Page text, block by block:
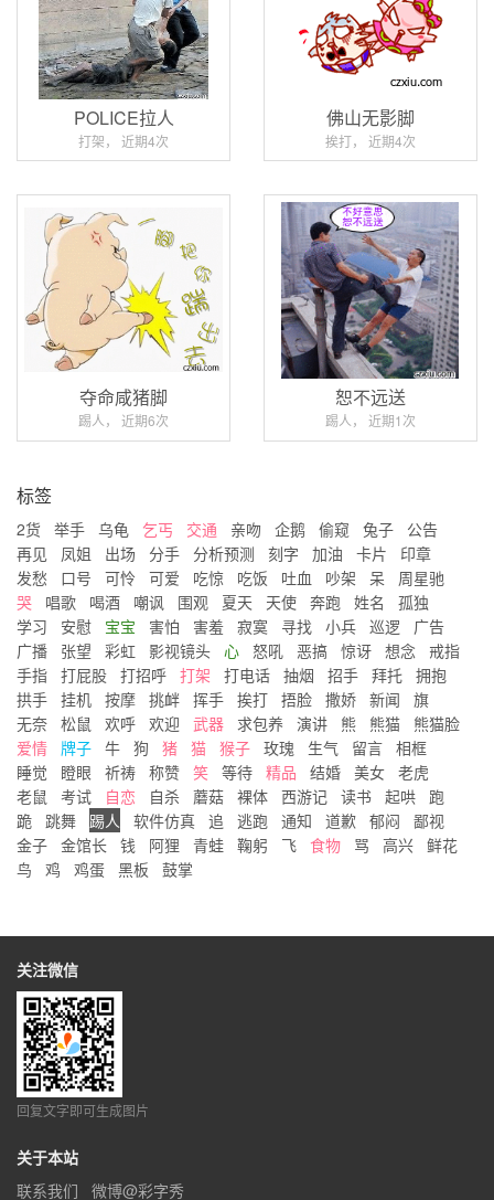
POLICE拉人
打架， 近期4次
佛山无影脚
挨打， 近期4次
夺命咸猪脚
踢人， 近期6次
恕不远送
踢人， 近期1次
标签
2货 举手 乌龟 乞丐 交通 亲吻 企鹅 偷窥 兔子
公告
再见
凤姐 出场 分手 分析预测 刻字 加油 卡片
印章
发愁
口号 可怜 可爱 吃惊 吃饭 吐血 吵架 呆
周星驰
哭
唱歌 喝酒 嘲讽 围观 夏天 天使 奔跑 姓名
孤独
学习
安慰 宝宝 害怕 害羞 寂寞 寻找 小兵 巡逻
广告
广播
张望 彩虹 影视镜头 心 怒吼 恶搞 惊讶 想念
戒指
手指 打屁股 打招呼 打架 打电话 抽烟 招手 拜托 拥抱
拱手 挂机 按摩 挑衅 挥手 挨打 捂脸 撒娇 新闻
旗
无奈 松鼠 欢呼 欢迎 武器 求包养 演讲 熊 熊猫
熊猫脸
爱情
牌子 牛 狗 猪 猫 猴子 玫瑰 生气 留言 相框
睡觉
瞪眼 祈祷 称赞 笑 等待 精品 结婚 美女 老虎
老鼠
考试 自恋 自杀 蘑菇 裸体 西游记 读书 起哄
跑
跪
跳舞 踢人 软件仿真 追 逃跑 通知 道歉 郁闷
鄙视
金子 金馆长 钱 阿狸 青蛙 鞠躬 飞 食物 骂 高兴 鲜花
鸟
鸡 鸡蛋 黑板 鼓掌
关注微信
回复文字即可生成图片
关于本站
联系我们
微博@彩字秀